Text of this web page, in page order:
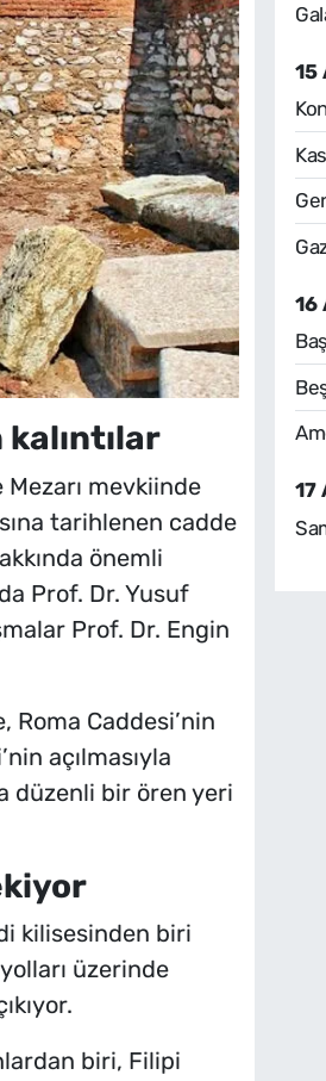
mevkiinde
tarihlenen cadde
önemli
Prof. Dr. Yusuf
Prof. Dr. Engin
Roma Caddesi’nin
açılmasıyla
düzenli bir ören yeri
kilisesinden biri
üzerinde
biri, Filipi
15
16
17